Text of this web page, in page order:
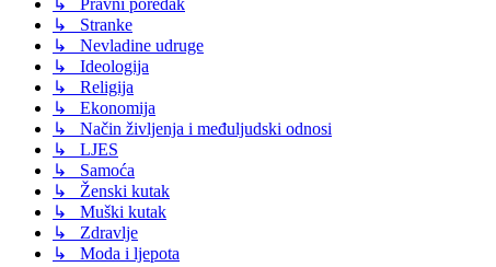
↳ Stranke
↳ Nevladine udruge
↳ Ideologija
↳ Religija
↳ Ekonomija
↳ Način življenja i međuljudski odnosi
↳ LJES
↳ Samoća
↳ Ženski kutak
↳ Muški kutak
↳ Zdravlje
↳ Moda i ljepota